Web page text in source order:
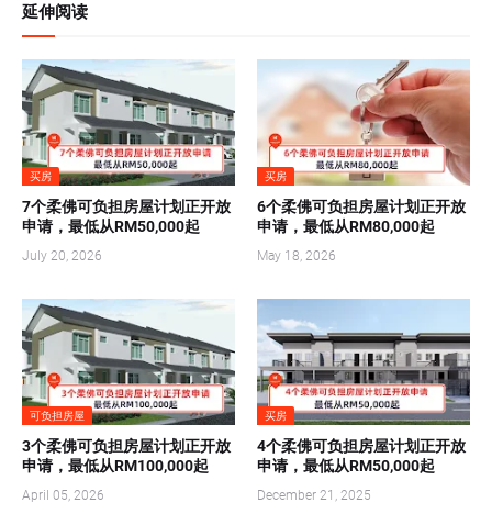
延伸阅读
买房
7个柔佛可负担房屋计划正开放
申请，最低从RM50,000起
July 20, 2026
买房
6个柔佛可负担房屋计划正开放
申请，最低从RM80,000起
May 18, 2026
可负担房屋
3个柔佛可负担房屋计划正开放
申请，最低从RM100,000起
April 05, 2026
买房
4个柔佛可负担房屋计划正开放
申请，最低从RM50,000起
December 21, 2025